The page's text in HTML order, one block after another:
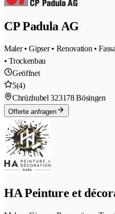
CP Padula AG
Maler • Gipser • Renovation •
• Trockenbau
Geöffnet
5(4)
Chrüzhubel 323178 Bösingen
Offerte anfragen
HA Peinture et